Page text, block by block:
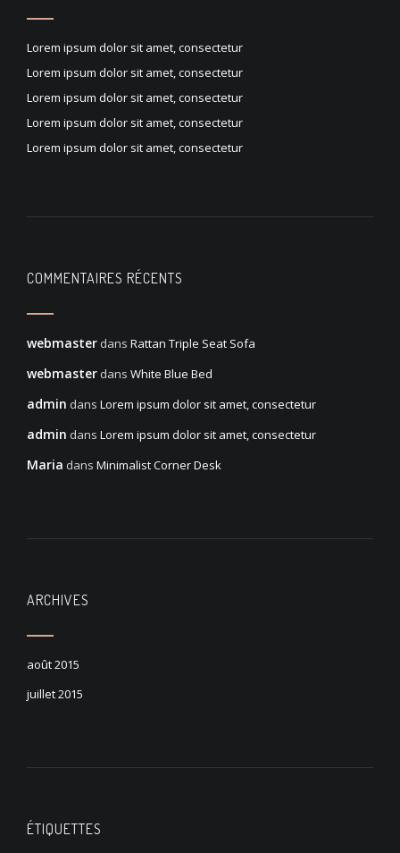
Lorem ipsum dolor sit amet, consectetur
Lorem ipsum dolor sit amet, consectetur
Lorem ipsum dolor sit amet, consectetur
Lorem ipsum dolor sit amet, consectetur
Lorem ipsum dolor sit amet, consectetur
COMMENTAIRES RÉCENTS
webmaster dans Rattan Triple Seat Sofa
webmaster dans White Blue Bed
admin dans Lorem ipsum dolor sit amet, consectetur
admin dans Lorem ipsum dolor sit amet, consectetur
Maria dans Minimalist Corner Desk
ARCHIVES
août 2015
juillet 2015
ÉTIQUETTES